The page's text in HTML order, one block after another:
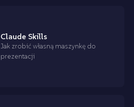
Claude Skills
Jak zrobić własną maszynkę do
prezentacji